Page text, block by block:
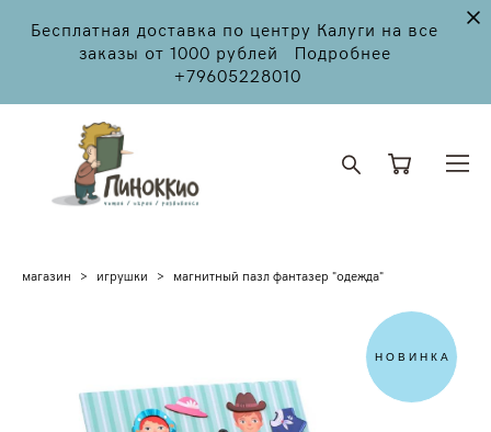
Бесплатная доставка по центру Калуги на все
заказы от 1000 рублей Подробнее
+79605228010
магазин > игрушки > магнитный пазл фантазер "одежда"
НОВИНКА